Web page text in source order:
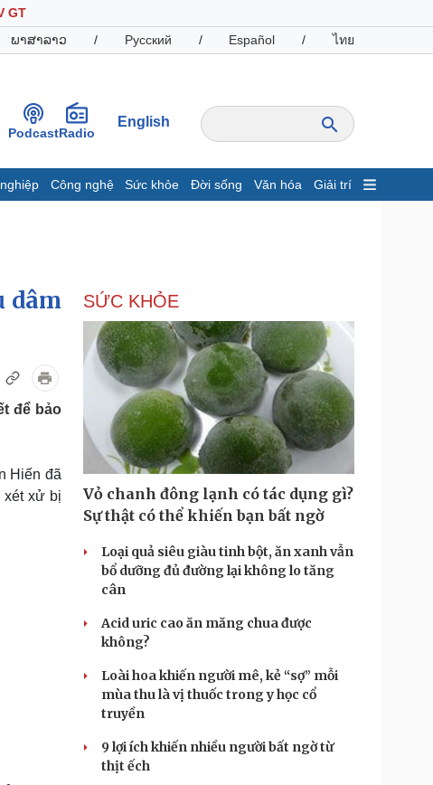
GT
ພາສາລາວ / Русский / Español / ไทย
PodcastRadio
English
Công nghệ Sức khỏe Đời sống Văn hóa Giải trí
Giá cà phê
Doanh nghiệp
Thông tin doanh nghiệp
Doanh nghiệp 24h
Doanh nhân
Vì cộng đồng
Công nghệ
Sành điệu
Tin Công nghệ
Trải nghiệm
Chuyển đổi số
Du lịch
Podcast
Câu chuyện thời sự
Đọc truyện đêm khuya
Cửa sổ tình yêu
dâm
để bảo
Hiến đã
xét xử bị
SỨC KHỎE
Vỏ chanh đông lạnh có tác dụng gì?
Sự thật có thể khiến bạn bất ngờ
Loại quả siêu giàu tinh bột, ăn xanh vẫn
bổ dưỡng đủ đường lại không lo tăng
cân
Acid uric cao ăn măng chua được
không?
Loài hoa khiến người mê, kẻ “sợ” mỗi
mùa thu là vị thuốc trong y học cổ
truyền
9 lợi ích khiến nhiều người bất ngờ từ
thịt ếch